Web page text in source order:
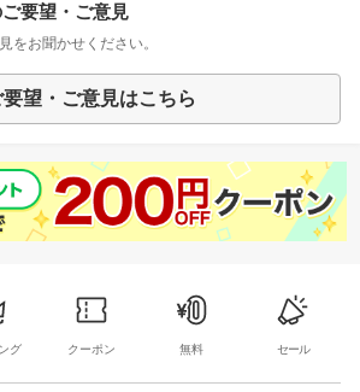
要望・ご意見
をお聞かせください。
要望・ご意見はこちら
グ クーポン 無料 セール